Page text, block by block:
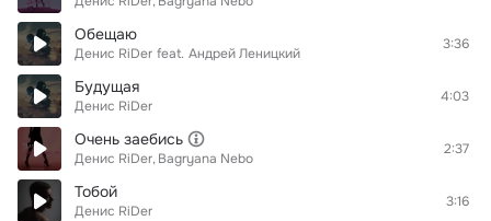
Обещаю
Денис RiDer feat. Андрей Леницкий
3:36
Будущая
Денис RiDer
4:03
Очень заебись
Денис RiDer Bagryana Nebo
2:37
Тобой
Денис RiDer
3:16